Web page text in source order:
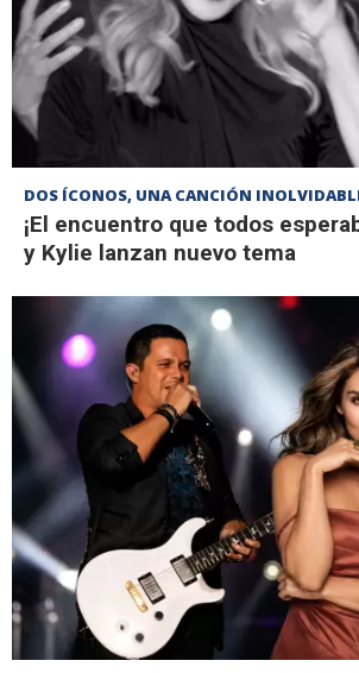
DOS ÍCONOS, UNA CANCIÓN
¡El encuentro que todos
y Kylie lanzan nuevo tema